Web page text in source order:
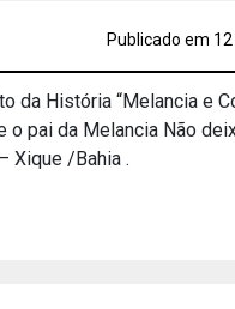
Publicado em
da História “Melancia e
pai da Melancia Não
Xique /Bahia .